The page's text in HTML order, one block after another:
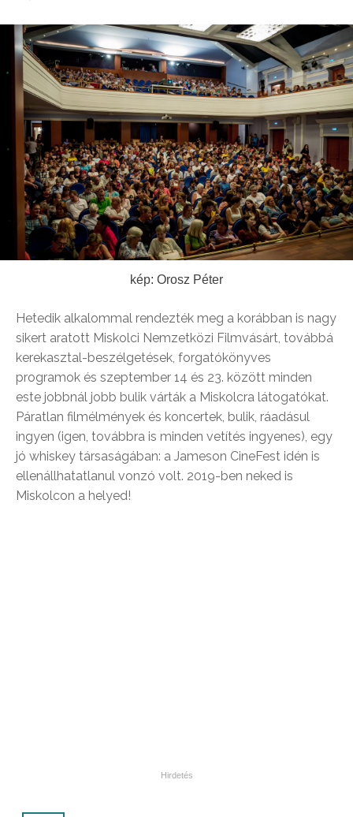
kép: Orosz Péter
Hetedik alkalommal rendezték meg a korábban is nagy
sikert aratott Miskolci Nemzetközi Filmvásárt, továbbá
kerekasztal-beszélgetések, forgatókönyves
programok és szeptember 14 és 23. között minden
este jobbnál jobb bulik várták a Miskolcra látogatókat.
Páratlan filmélmények és koncertek, bulik, ráadásul
ingyen (igen, továbbra is minden vetítés ingyenes), egy
jó whiskey társaságában: a Jameson CineFest idén is
ellenállhatatlanul vonzó volt. 2019-ben neked is
Miskolcon a helyed!